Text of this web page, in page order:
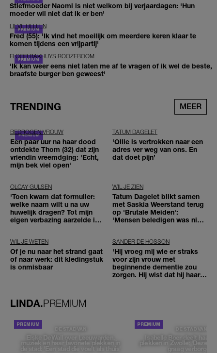
Stiefmoeder Naomi is niet welkom bij verjaardagen: 'Hun
moeder wil niet dat ik er ben'
LIEVE HELEEN
Fred (55): 'Ik vind het moeilijk om meerdere keren klaar te
komen tijdens een vrijpartij'
FLOOR BAKHUYS ROOZEBOOM
'Ik kan weer eens niet laten me af te vragen of ik wel de beste,
braafste burger ben geweest'
TRENDING MEER
BEDROGEN VROUW
Een paar uur na haar dood
ontdekte Thom (32) dat zijn
vriendin vreemdging: 'Echt,
mijn bek viel open'
TATUM DAGELET
'Ollie is vertrokken naar een
adres ver weg van ons. En
dat doet pijn’
OLCAY GULSEN
'Toen kwam dat formulier:
welke naam wilt u na uw
huwelijk dragen? Tot mijn
eigen verbazing aarzelde ik
WIL JE ZIEN
Tatum Dagelet blikt samen
met Saskia Weerstand terug
op 'Brutale Meiden':
'Mensen beledigen was niet
WIL JE WETEN
Of je nu naar het strand gaat
of naar werk: dit kledingstuk
is onmisbaar
SANDER DE HOSSON
'Hij vroeg mij wie er straks
voor zijn vrouw met
beginnende dementie zou
zorgen. Hij wist dat hij haar
LINDA.PREMIUM
DE STAD VAN
Elske DeWall over Leeuwarden,
muziek en haar favoriete plekken in
de stad: 'Een stad die voelt als thuis'
DE STAD VAN
Isabelle Boer deelt haar
plekken in Zwolle: 'Deze
graag verborgen'